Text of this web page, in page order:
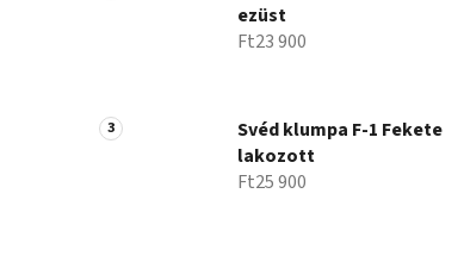
ezüst
Ft23 900
Svéd klumpa F-1 Fekete
lakozott
Ft25 900